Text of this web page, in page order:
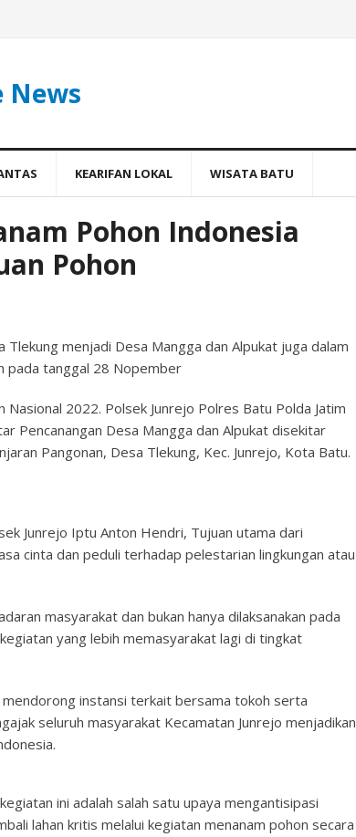
News
KEARIFAN LOKAL WISATA BATU
Pohon Indonesia
Pohon
menjadi Desa Mangga dan Alpukat juga dalam
pada tanggal 28 Nopember
2022. Polsek Junrejo Polres Batu Polda Jatim
Pencanangan Desa Mangga dan Alpukat disekitar
Pangonan, Desa Tlekung, Kec. Junrejo, Kota Batu.
Junrejo Iptu Anton Hendri, Tujuan utama dari
cinta dan peduli terhadap pelestarian lingkungan atau
masyarakat dan bukan hanya dilaksanakan pada
yang lebih memasyarakat lagi di tingkat
instansi terkait bersama tokoh serta
seluruh masyarakat Kecamatan Junrejo menjadikan
ini adalah salah satu upaya mengantisipasi
lahan kritis melalui kegiatan menanam pohon secara